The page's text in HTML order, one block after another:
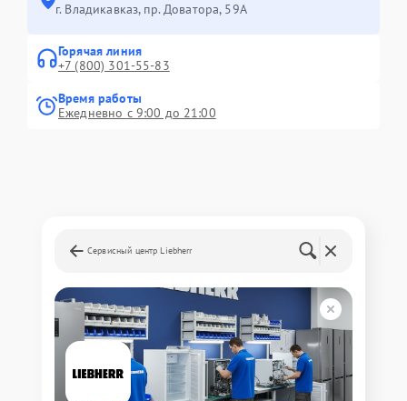
г. Владикавказ, пр. Доватора, 59А
Горячая линия
+7 (800) 301-55-83
Время работы
Ежедневно с 9:00 до 21:00
Сервисный центр Liebherr